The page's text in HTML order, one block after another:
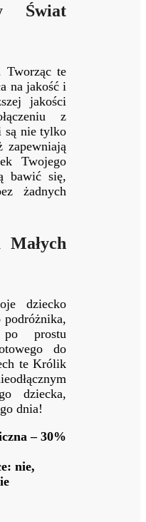
Świat
te
na jakość i
jakości
z
są nie tylko
Twojego
bawić się,
żadnych
dziecko
prostu
do
te Królik
dziecka,
dnia!
– 30%
nie,